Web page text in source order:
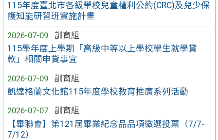
115年度臺北市各級學校兒童權利公約(CRC)及兒少保
護知能研習班實施計畫
2026-07-09
訓育組
115學年度上學期「高級中等以上學校學生就學貸
款」相關申貸事宜
2026-07-09
訓育組
凱達格蘭文化館115年度學校教育推廣系列活動
2026-07-07
訓育組
【畢聯會】第121屆畢業紀念品品項徵選投票（7/7-
7/12）